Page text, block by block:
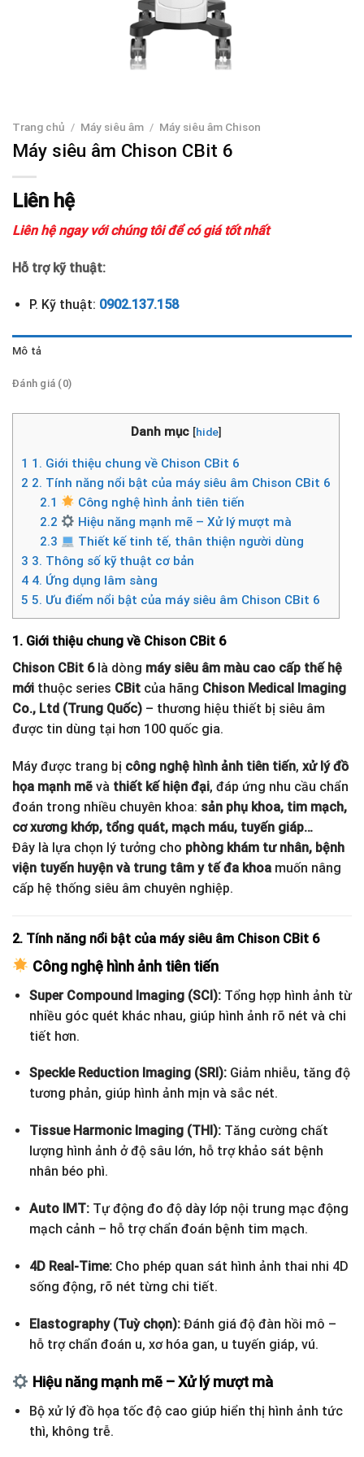
Trang chủ / Máy siêu âm / Máy siêu âm Chison
Máy siêu âm Chison CBit 6
Liên hệ
Liên hệ ngay với chúng tôi để có giá tốt nhất
Hỗ trợ kỹ thuật:
P. Kỹ thuật: 0902.137.158
Mô tả
Đánh giá (0)
Danh mục [hide]
1 1. Giới thiệu chung về Chison CBit 6
2 2. Tính năng nổi bật của máy siêu âm Chison CBit 6
2.1
Công nghệ hình ảnh tiên tiến
2.2
Hiệu năng mạnh mẽ – Xử lý mượt mà
2.3
Thiết kế tinh tế, thân thiện người dùng
3 3. Thông số kỹ thuật cơ bản
4 4. Ứng dụng lâm sàng
5 5. Ưu điểm nổi bật của máy siêu âm Chison CBit 6
1. Giới thiệu chung về Chison CBit 6
Chison CBit 6là dòng máy siêu âm màu cao cấp thế hệ
mới thuộc series CBit của hãng Chison Medical Imaging
Co., Ltd (Trung Quốc) – thương hiệu thiết bị siêu âm
được tin dùng tại hơn 100 quốc gia.
Máy được trang bị công nghệ hình ảnh tiên tiến, xử lý đồ
họa mạnh mẽ và thiết kế hiện đại, đáp ứng nhu cầu chẩn
đoán trong nhiều chuyên khoa: sản phụ khoa, tim mạch,
cơ xương khớp, tổng quát, mạch máu, tuyến giáp…
Đây là lựa chọn lý tưởng cho phòng khám tư nhân, bệnh
viện tuyến huyện và trung tâm y tế đa khoa muốn nâng
cấp hệ thống siêu âm chuyên nghiệp.
2. Tính năng nổi bật của máy siêu âm Chison CBit 6
Công nghệ hình ảnh tiên tiến
Super Compound Imaging (SCI):Tổng hợp hình ảnh từ
nhiều góc quét khác nhau, giúp hình ảnh rõ nét và chi
tiết hơn.
Speckle Reduction Imaging (SRI):Giảm nhiễu, tăng độ
tương phản, giúp hình ảnh mịn và sắc nét.
Tissue Harmonic Imaging (THI):Tăng cường chất
lượng hình ảnh ở độ sâu lớn, hỗ trợ khảo sát bệnh
nhân béo phì.
Auto IMT:Tự động đo độ dày lớp nội trung mạc động
mạch cảnh – hỗ trợ chẩn đoán bệnh tim mạch.
4D Real-Time:Cho phép quan sát hình ảnh thai nhi 4D
sống động, rõ nét từng chi tiết.
Elastography (Tuỳ chọn):Đánh giá độ đàn hồi mô –
hỗ trợ chẩn đoán u, xơ hóa gan, u tuyến giáp, vú.
Hiệu năng mạnh mẽ – Xử lý mượt mà
Bộ xử lý đồ họa tốc độ cao giúp hiển thị hình ảnh tức
thì, không trễ.